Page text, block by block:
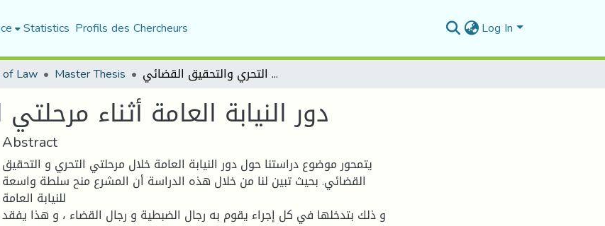
Statistics Profils des Chercheurs Log In
Law Master Thesis دور النيابة العامة أثناء مرحلتي التحري والتحقيق القضائي
دور النيابة العامة أثناء
Abstract
يتمحور موضوع دراستنا حول دور النيابة العامة خلال مرحلتي التحري و التحقيق
القضائي. بحيث تبين لنا من خلال هذه الدراسة أن المشرع منح سلطة واسعة
للنيابة العامة
و ذلك بتدخلها في كل إجراء يقوم به رجال الضبطية و رجال القضاء ، و هذا يفقد